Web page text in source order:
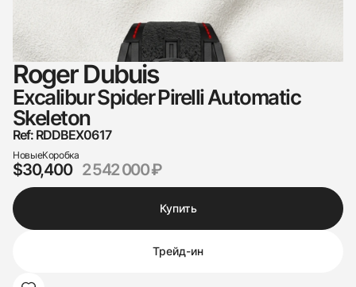
Roger Dubuis
Excalibur Spider Pirelli Automatic
Skeleton
Ref: RDDBEX0617
НовыеКоробка
$30,400 2 542 000 ₽
Купить
Трейд-ин